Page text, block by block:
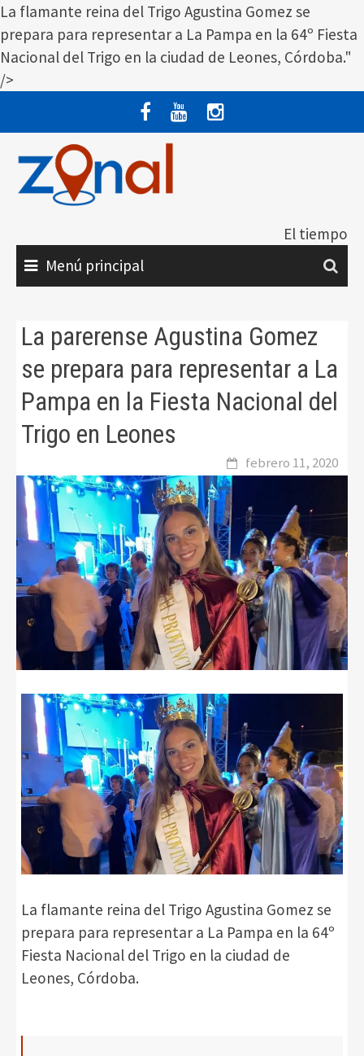
La flamante reina del Trigo Agustina Gomez se
prepara para representar a La Pampa en la 64º Fiesta
Nacional del Trigo en la ciudad de Leones, Córdoba."
/>
contenido
El tiempo
Menú principal
La parerense Agustina Gomez
se prepara para representar a La
Pampa en la Fiesta Nacional del
Trigo en Leones
febrero 11, 2020
La flamante reina del Trigo Agustina Gomez se
prepara para representar a La Pampa en la 64º
Fiesta Nacional del Trigo en la ciudad de
Leones, Córdoba.